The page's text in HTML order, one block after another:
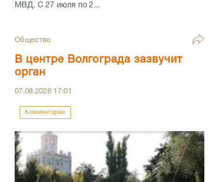
МВД. С 27 июля по 2...
Общество
В центре Волгограда зазвучит
орган
07.08.2026 17:01
Комментарии